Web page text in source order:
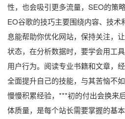
性，也会吸引更多流量，SEO的策
EO谷歌的技巧主要围绕内容、技术
息能帮助你优化网站，保持关注，
状态，在分析数据时，要学会用工
用户行为。阅读专业书籍和文章，
全面提升自己的技能，与其苦恼不
慢慢积累经验，***初的付出会换来
体质量，是每个站长需要掌握的基